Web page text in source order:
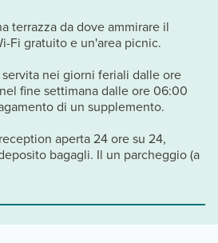
terrazza da dove ammirare il
Fi gratuito e un'area picnic.
nei giorni feriali dalle ore
fine settimana dalle ore 06:00
di un supplemento.
aperta 24 ore su 24,
bagagli. Il un parcheggio (a